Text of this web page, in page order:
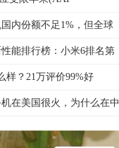
内份额不足1%，但全球
能排行榜：小米6排名第
样？21万评价99%好
在美国很火，为什么在中